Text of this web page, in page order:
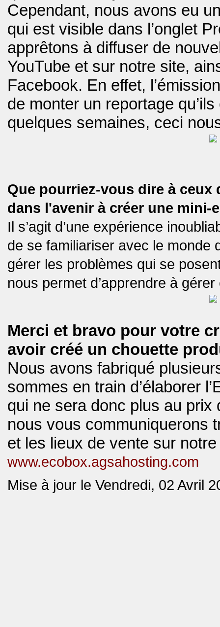
Cependant, nous avons eu
qui est visible dans l’onglet
apprêtons à diffuser de
YouTube et sur notre site,
Facebook. En effet,
de monter un reportage
quelques semaines, ceci
Que pourriez-vous dire à
dans l'avenir à créer une mini-
Il s’agit d’une expérience
de se familiariser avec le monde
gérer les problèmes qui se
nous permet d’apprendre à
Merci et bravo pour votre
avoir créé un chouette
Nous avons fabriqué
sommes en train d’élaborer
qui ne sera donc plus au prix
nous vous communiquerons
et les lieux de vente sur
www.ecobox.agsahosting.com
Mise à jour le Vendredi, 02 Avril